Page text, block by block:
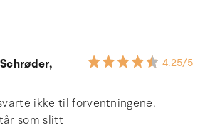
4.25/5
ikke til forventningene.
som slitt